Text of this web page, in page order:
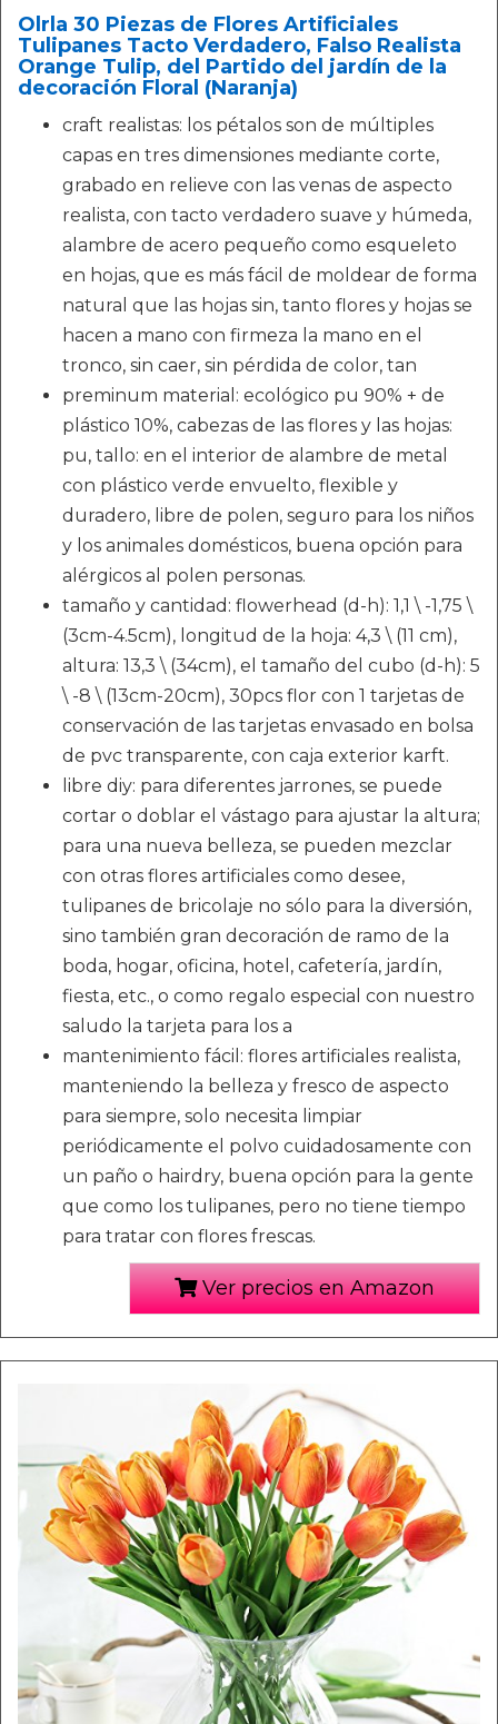
Olrla 30 Piezas de Flores Artificiales
Tulipanes Tacto Verdadero, Falso Realista
Orange Tulip, del Partido del jardín de la
decoración Floral (Naranja)
craft realistas: los pétalos son de múltiples
capas en tres dimensiones mediante corte,
grabado en relieve con las venas de aspecto
realista, con tacto verdadero suave y húmeda,
alambre de acero pequeño como esqueleto
en hojas, que es más fácil de moldear de forma
natural que las hojas sin, tanto flores y hojas se
hacen a mano con firmeza la mano en el
tronco, sin caer, sin pérdida de color, tan
preminum material: ecológico pu 90% + de
plástico 10%, cabezas de las flores y las hojas:
pu, tallo: en el interior de alambre de metal
con plástico verde envuelto, flexible y
duradero, libre de polen, seguro para los niños
y los animales domésticos, buena opción para
alérgicos al polen personas.
tamaño y cantidad: flowerhead (d-h): 1,1 \ -1,75 \
(3cm-4.5cm), longitud de la hoja: 4,3 \ (11 cm),
altura: 13,3 \ (34cm), el tamaño del cubo (d-h): 5
\ -8 \ (13cm-20cm), 30pcs flor con 1 tarjetas de
conservación de las tarjetas envasado en bolsa
de pvc transparente, con caja exterior karft.
libre diy: para diferentes jarrones, se puede
cortar o doblar el vástago para ajustar la altura;
para una nueva belleza, se pueden mezclar
con otras flores artificiales como desee,
tulipanes de bricolaje no sólo para la diversión,
sino también gran decoración de ramo de la
boda, hogar, oficina, hotel, cafetería, jardín,
fiesta, etc., o como regalo especial con nuestro
saludo la tarjeta para los a
mantenimiento fácil: flores artificiales realista,
manteniendo la belleza y fresco de aspecto
para siempre, solo necesita limpiar
periódicamente el polvo cuidadosamente con
un paño o hairdry, buena opción para la gente
que como los tulipanes, pero no tiene tiempo
para tratar con flores frescas.
Ver precios en Amazon